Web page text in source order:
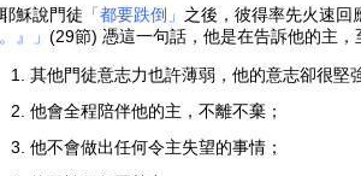
穌說門徒 「都要跌倒」 之後，彼得率先火速回
』」(29節) 憑這一句話，他是在告訴他的主，
其他門徒意志力也許薄弱，他的意志卻很堅
他會全程陪伴他的主，不離不棄；
他不會做出任何令主失望的事情；